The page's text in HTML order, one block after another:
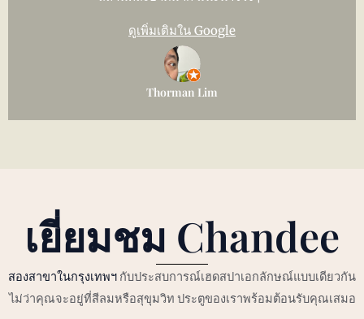
ดูเพิ่มเติมใน Google
Thorman Lim
เยี่ยมชม Chandee
สองสาขาในกรุงเทพฯ กับประสบการณ์เฮดสปาเอกลักษณ์แบบเดียวกัน
ไม่ว่าคุณจะอยู่ที่สีลมหรือสุขุมวิท ประตูของเราพร้อมต้อนรับคุณเสมอ